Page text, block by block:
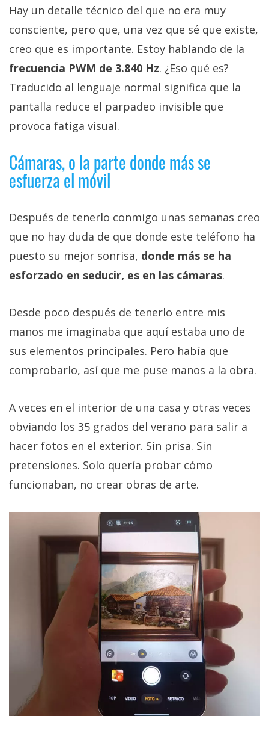
Hay un detalle técnico del que no era muy
consciente, pero que, una vez que sé que existe,
creo que es importante. Estoy hablando de la
frecuencia PWM de 3.840 Hz. ¿Eso qué es?
Traducido al lenguaje normal significa que la
pantalla reduce el parpadeo invisible que
provoca fatiga visual.
Cámaras, o la parte donde más se
esfuerza el móvil
Después de tenerlo conmigo unas semanas creo
que no hay duda de que donde este teléfono ha
puesto su mejor sonrisa, donde más se ha
esforzado en seducir, es en las cámaras.
Desde poco después de tenerlo entre mis
manos me imaginaba que aquí estaba uno de
sus elementos principales. Pero había que
comprobarlo, así que me puse manos a la obra.
A veces en el interior de una casa y otras veces
obviando los 35 grados del verano para salir a
hacer fotos en el exterior. Sin prisa. Sin
pretensiones. Solo quería probar cómo
funcionaban, no crear obras de arte.